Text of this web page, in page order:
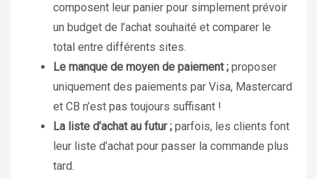
composent leur panier pour simplement prévoir
un budget de l’achat souhaité et comparer le
total entre différents sites.
Le manque de moyen de paiement ; proposer
uniquement des paiements par Visa, Mastercard
et CB n’est pas toujours suffisant !
La liste d’achat au futur ; parfois, les clients font
leur liste d’achat pour passer la commande plus
tard.